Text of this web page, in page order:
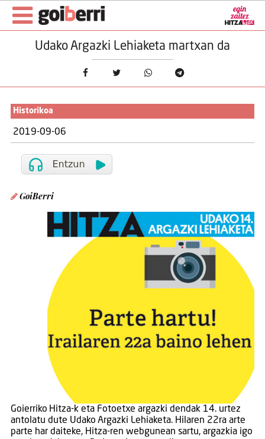
Udako Argazki Lehiaketa martxan da
Historikoa
2019-09-06
GoiBerri
Goierriko Hitza-k eta Fotoetxe argazki dendak 14. urtez
antolatu dute Udako Argazki Lehiaketa. Hilaren 22ra arte
parte har daiteke, Hitza-ren webgunean sartu, argazkia igo